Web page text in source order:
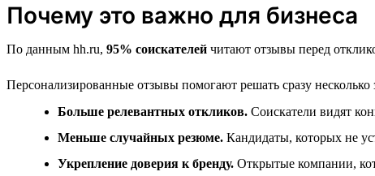
Почему это важно для бизнеса
По данным hh.ru, 95% соискателей читают отзывы перед
Персонализированные отзывы помогают решать сразу несколько
Больше релевантных откликов. Соискатели видят
Меньше случайных резюме. Кандидаты, которых не
Укрепление доверия к бренду. Открытые компании,